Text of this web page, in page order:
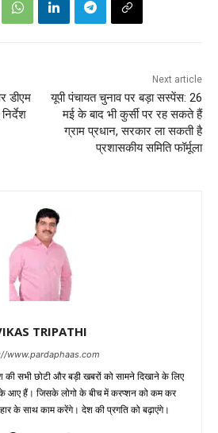
डीएम
Next article
यूपी पंचायत चुनाव पर बड़ा सस्पेंस: 26
मई के बाद भी कुर्सी पर रह सकते हैं
ग्राम प्रधान, सरकार ला सकती है
प्रशासकीय समिति फॉर्मूला
TRIPATHI
www.pardaphaas.com
सभी छोटी और बड़ी खबरों को सामने दिखाने के लिए
आए हैं। जिसके लोगो के बीच में करप्शन को कम कर
के साथ काम करेंगे। देश की प्रगति को बढ़ाएंगे।